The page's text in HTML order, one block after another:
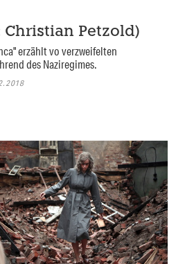
Christian Petzold)
erzählt vo verzweifelten
des Naziregimes.